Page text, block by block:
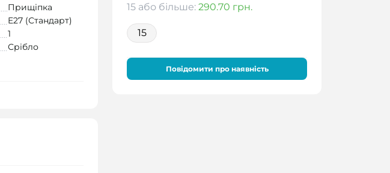
15 або більше: 290.70 грн.
15
Повідомити про наявність
Прищіпка
E27 (Стандарт)
1
Срібло